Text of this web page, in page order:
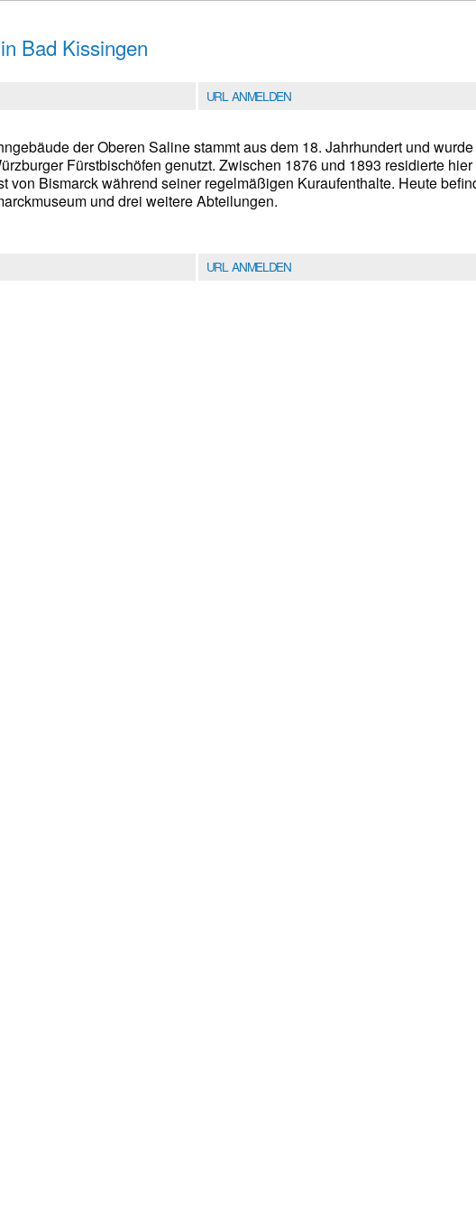
Bad Kissingen
URL ANMELDEN
der Oberen Saline stammt aus dem 18. Jahrhundert und wurde
Fürstbischöfen genutzt. Zwischen 1876 und 1893 residierte hier
von Bismarck während seiner regelmäßigen Kuraufenthalte. Heute
und drei weitere Abteilungen.
URL ANMELDEN